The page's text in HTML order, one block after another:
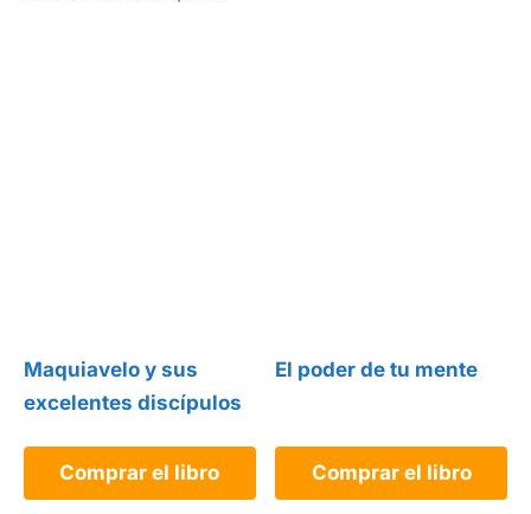
Maquiavelo y sus
excelentes discípulos
Comprar el libro
El poder de tu mente
Comprar el libro